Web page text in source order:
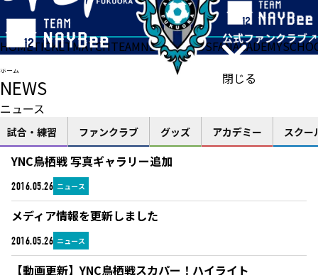
閉じる
HOMETICKETMATCHTEAMNEWSGOODSFANACADEMY
ホーム
NEWS
ニュース
試合・練習 ファンクラブ グッズ アカデミー スクー
2016.05.26 ニュース
YNC鳥栖戦 写真ギャラリー追加
2016.05.26 ニュース
メディア情報を更新しました
【動画更新】YNC鳥栖戦スカパー！ハイライト